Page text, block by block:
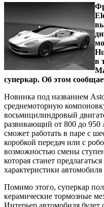
в
суперкар. Об этом
Новинка под названием
среднемоторную
восьмицилиндровый
развивающий от 800 до 950
сможет работать в паре с
коробкой передач или с
возможностью смены
которая станет
характеристики
Помимо этого, суперкар
керамические тормозные
Интерьер автомобиля будет